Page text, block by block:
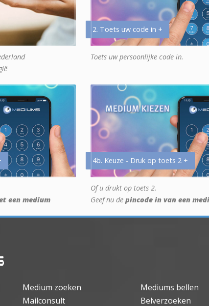
2. Toets uw code in +
Toets uw persoonlijke code in.
een medium
4b. Keuze - Druk op toets 2 +
Of u drukt op toets 2.
Geef nu de pincode in van een
Medium zoeken
Mediums bellen
Mailconsult
Belverzoeken